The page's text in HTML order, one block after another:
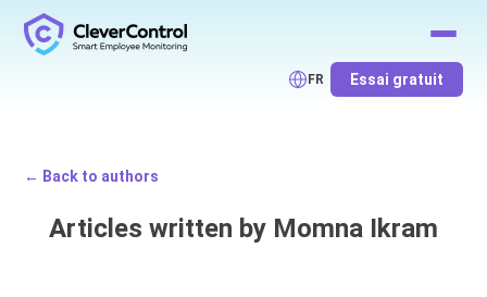
FR Essai gratuit
← Back to authors
Articles written by Momna Ikram